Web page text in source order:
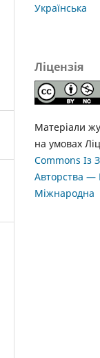
Українська
Ліцензія
Матеріали
на умовах
Commons Із
Авторства —
Міжнародна